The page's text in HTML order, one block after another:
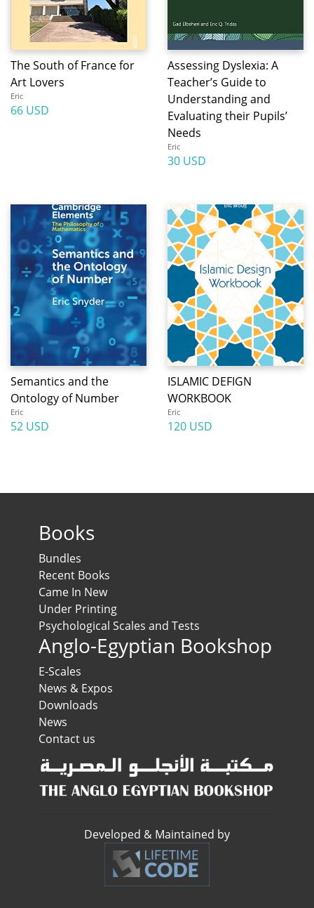
The South of France for
Art Lovers
Eric
66 USD
Assessing Dyslexia: A
Teacher’s Guide to
Understanding and
Evaluating their Pupils’
Needs
Eric
30 USD
Semantics and the
Ontology of Number
Eric
52 USD
ISLAMIC DEFIGN
WORKBOOK
Eric
120 USD
Books
Bundles
Recent Books
Came In New
Under Printing
Psychological Scales and Tests
Anglo-Egyptian Bookshop
E-Scales
News & Expos
Downloads
News
Contact us
Developed & Maintained by